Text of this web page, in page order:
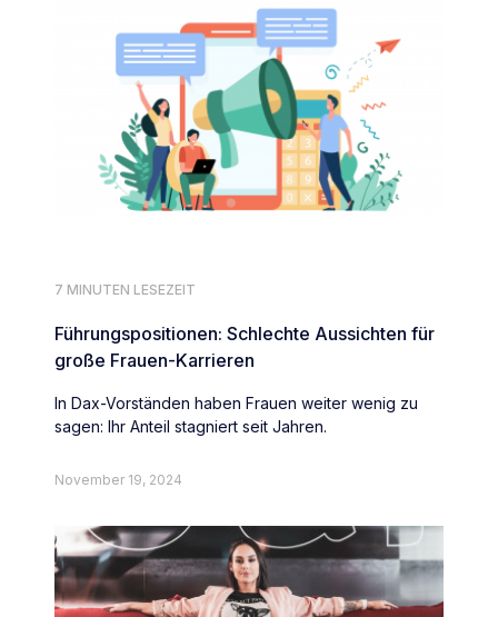
7 MINUTEN LESEZEIT
Führungspositionen: Schlechte Aussichten für
große Frauen-Karrieren
In Dax-Vorständen haben Frauen weiter wenig zu
sagen: Ihr Anteil stagniert seit Jahren.
November 19, 2024